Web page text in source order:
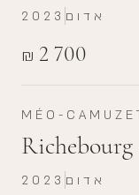
₪ 2 700
2023 אדום
MÉO-
2023 אדום